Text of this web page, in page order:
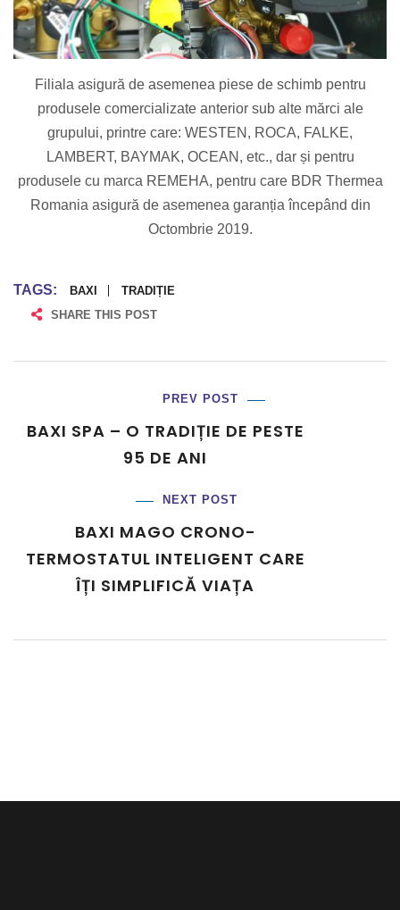
Filiala asigură de asemenea piese de schimb pentru
produsele comercializate anterior sub alte mărci ale
grupului, printre care: WESTEN, ROCA, FALKE,
LAMBERT, BAYMAK, OCEAN, etc., dar și pentru
produsele cu marca REMEHA, pentru care BDR Thermea
Romania asigură de asemenea garanția începând din
Octombrie 2019.
TAGS: BAXI
TRADIȚIE
SHARE THIS POST
PREV POST
BAXI SPA – O TRADIȚIE DE PESTE
95 DE ANI
NEXT POST
BAXI MAGO CRONO-
TERMOSTATUL INTELIGENT CARE
ÎȚI SIMPLIFICĂ VIAȚA